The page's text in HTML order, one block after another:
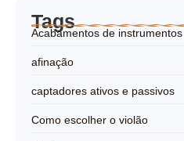
Tags
Acabamentos de instrumentos
afinação
captadores ativos e passivos
Como escolher o violão